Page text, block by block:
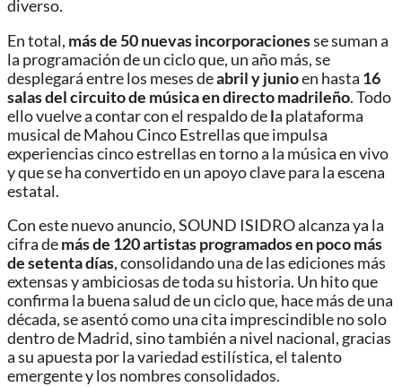
diverso.
En total, más de 50 nuevas incorporacionesse suman a
la programación de un ciclo que, un año más, se
desplegará entre los meses deabril y junioen hasta 16
salas del circuito de música en directo madrileño. Todo
ello vuelve a contar con el respaldo dela plataforma
musical de Mahou Cinco Estrellas que impulsa
experiencias cinco estrellas en torno a la música en vivo
y que se ha convertido en un apoyo clave para la escena
estatal.
Con este nuevo anuncio, SOUND ISIDRO alcanza ya la
cifra demás de 120 artistas programados en poco más
de setenta días, consolidando una de las ediciones más
extensas y ambiciosas de toda su historia. Un hito que
confirma la buena salud de un ciclo que, hace más de una
década, se asentó como una cita imprescindible no solo
dentro de Madrid, sino también a nivel nacional, gracias
a su apuesta por la variedad estilística, el talento
emergente y los nombres consolidados.